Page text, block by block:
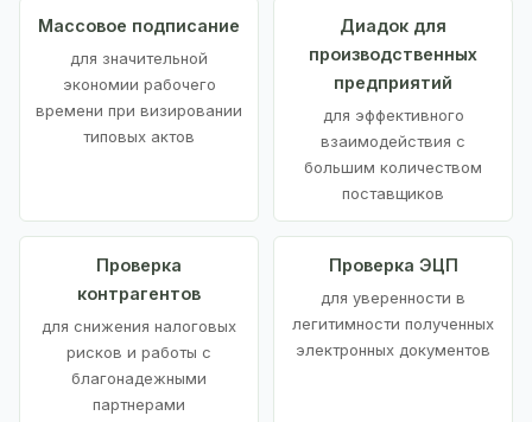
Массовое подписание
для значительной
экономии рабочего
времени при визировании
типовых актов
Диадок для
производственных
предприятий
для эффективного
взаимодействия с
большим количеством
поставщиков
Проверка
контрагентов
для снижения налоговых
рисков и работы с
благонадежными
партнерами
Проверка ЭЦП
для уверенности в
легитимности полученных
электронных документов